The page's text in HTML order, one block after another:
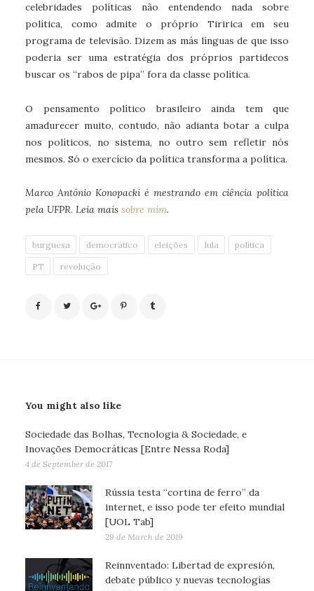
celebridades políticas não entendendo nada sobre
política, como admite o próprio Tiririca em seu
programa de televisão. Dizem as más línguas de que isso
poderia ser uma estratégia dos próprios partidecos
buscar os “rabos de pipa” fora da classe política.
O pensamento político brasileiro ainda tem que
amadurecer muito, contudo, não adianta botar a culpa
nos políticos, no sistema, no outro sem refletir nós
mesmos. Só o exercício da política transforma a política.
Marco Antônio Konopacki é mestrando em ciência política
pela UFPR. Leia mais sobre mim.
burguesa democrático eleições lula política
PT revolução
You might also like
Sociedade das Bolhas, Tecnologia & Sociedade, e
Inovações Democráticas [Entre Nessa Roda]
4 de September de 2017
Rússia testa “cortina de ferro” da
internet, e isso pode ter efeito mundial
[UOL Tab]
29 de March de 2019
Reinnventado: Libertad de expresión,
debate público y nuevas tecnologías